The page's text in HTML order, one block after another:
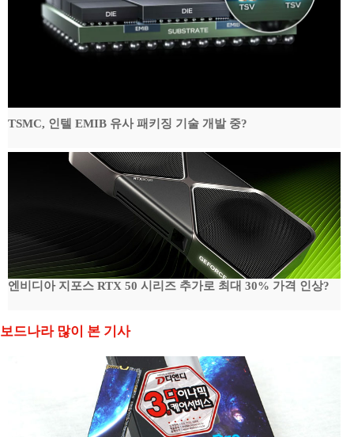
TSMC, 인텔 EMIB 유사 패키징 기술 개발 중?
엔비디아 지포스 RTX 50 시리즈 추가로 최대 30% 가격 인상?
보드나라 많이 본 기사